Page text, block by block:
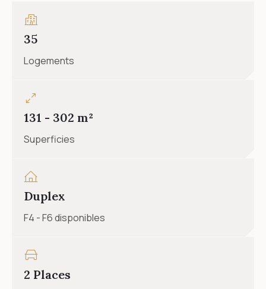
35
Logements
131 - 302 m²
Superficies
Duplex
F4 - F6 disponibles
2 Places